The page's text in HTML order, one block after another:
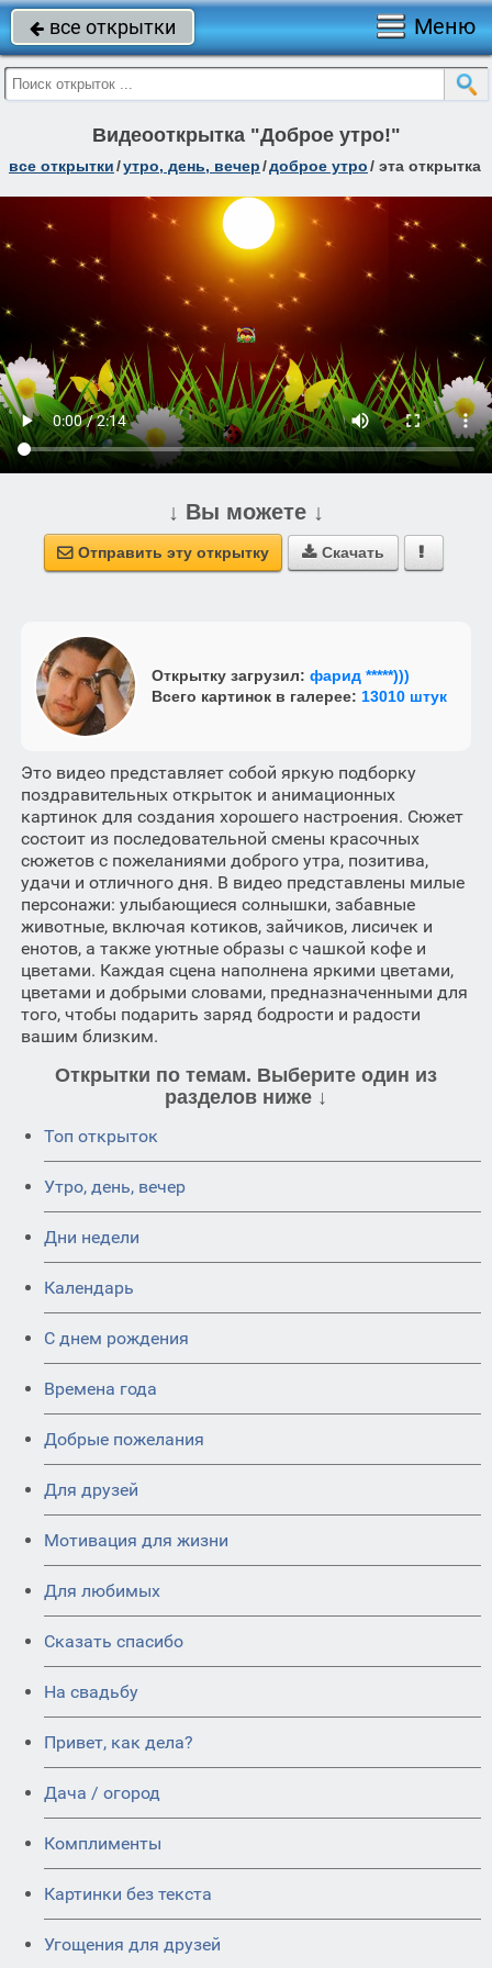
 все открытки Меню
Видеооткрытка "Доброе утро!"
все открытки/утро, день, вечер/доброе утро/ эта открытка
↓ Вы можете ↓
 Отправить эту открытку  Скачать 
Открытку загрузил: фарид *****)))
Всего картинок в галерее: 13010 штук
Это видео представляет собой яркую подборку
поздравительных открыток и анимационных
картинок для создания хорошего настроения. Сюжет
состоит из последовательной смены красочных
сюжетов с пожеланиями доброго утра, позитива,
удачи и отличного дня. В видео представлены милые
персонажи: улыбающиеся солнышки, забавные
животные, включая котиков, зайчиков, лисичек и
енотов, а также уютные образы с чашкой кофе и
цветами. Каждая сцена наполнена яркими цветами,
цветами и добрыми словами, предназначенными для
того, чтобы подарить заряд бодрости и радости
вашим близким.
Открытки по темам. Выберите один из
разделов ниже ↓
Топ открыток
Утро, день, вечер
Дни недели
Календарь
C днем рождения
Времена года
Добрые пожелания
Для друзей
Мотивация для жизни
Для любимых
Сказать спасибо
На свадьбу
Привет, как дела?
Дача / огород
Комплименты
Картинки без текста
Угощения для друзей